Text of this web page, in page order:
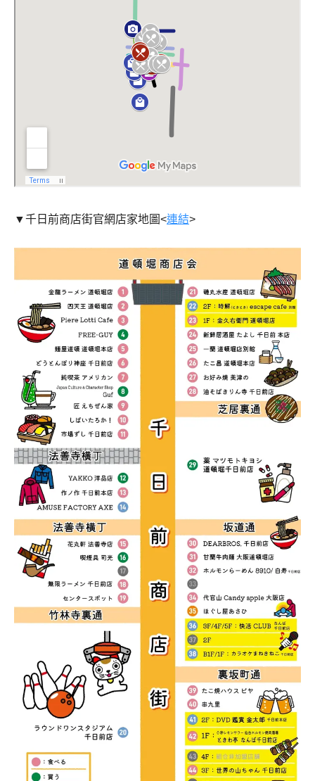
▼千日前商店街官網店家地圖<連結>